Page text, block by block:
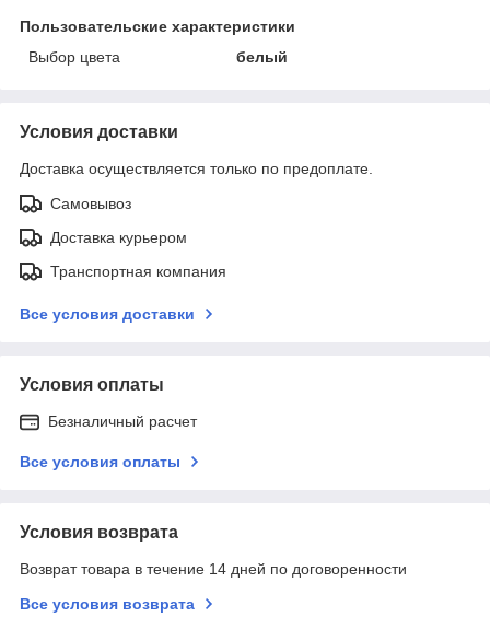
Пользовательские характеристики
Выбор цвета
белый
Условия доставки
Доставка осуществляется только по предоплате.
Самовывоз
Доставка курьером
Транспортная компания
Все условия доставки
Условия оплаты
Безналичный расчет
Все условия оплаты
Условия возврата
Возврат товара в течение 14 дней по договоренности
Все условия возврата